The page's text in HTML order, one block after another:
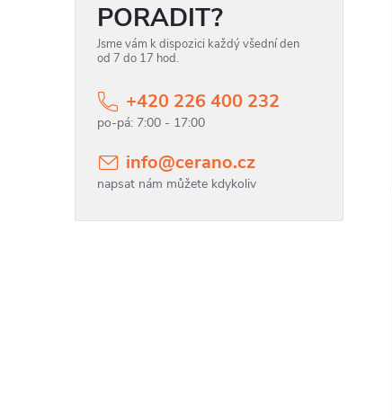
PORADIT?
Jsme vám k dispozici každý všední den
od 7 do 17 hod.
info@cerano.cz
+420 226 400 232